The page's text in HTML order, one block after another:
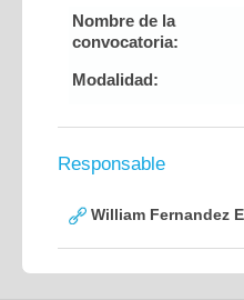
Nombre de la
convocatoria:
Modalidad:
Responsable
William Fernandez